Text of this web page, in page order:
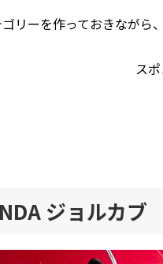
リーを作っておきながら
ス
ジョルカブ